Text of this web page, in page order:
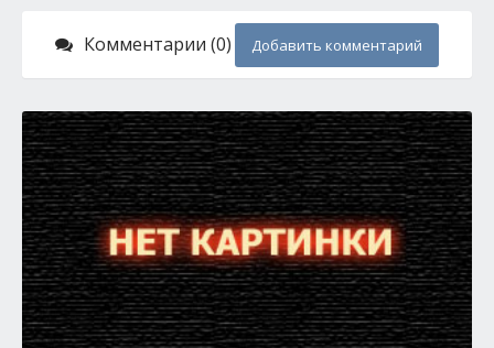
Комментарии (0) Добавить комментарий